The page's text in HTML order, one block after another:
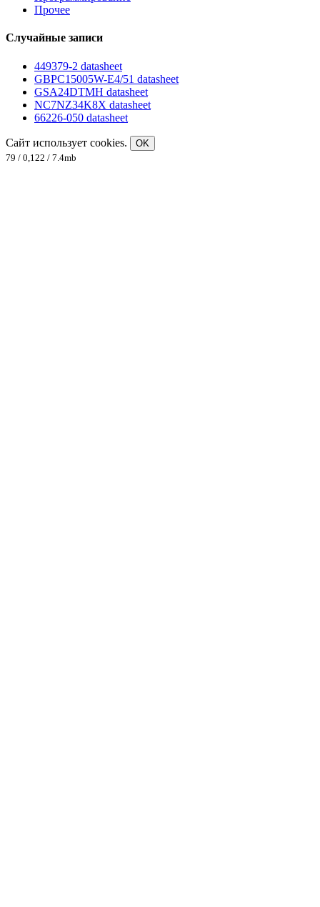
Прочее
Случайные записи
449379-2 datasheet
GBPC15005W-E4/51 datasheet
GSA24DTMH datasheet
NC7NZ34K8X datasheet
66226-050 datasheet
Сайт использует cookies.
OK
79 / 0,122 / 7.4mb